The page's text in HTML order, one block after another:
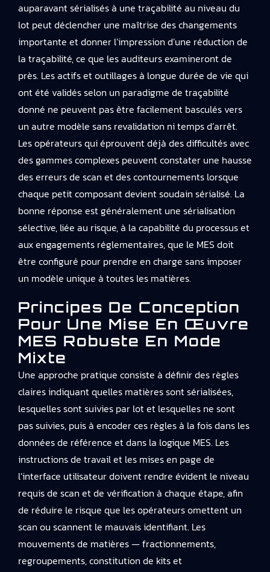
auparavant sérialisés à une traçabilité au niveau du
lot peut déclencher une maîtrise des changements
importante et donner l’impression d’une réduction de
la traçabilité, ce que les auditeurs examineront de
près. Les actifs et outillages à longue durée de vie qui
ont été validés selon un paradigme de traçabilité
donné ne peuvent pas être facilement basculés vers
un autre modèle sans revalidation ni temps d’arrêt.
Les opérateurs qui éprouvent déjà des difficultés avec
des gammes complexes peuvent constater une hausse
des erreurs de scan et des contournements lorsque
chaque petit composant devient soudain sérialisé. La
bonne réponse est généralement une sérialisation
sélective, liée au risque, à la capabilité du processus et
aux engagements réglementaires, que le MES doit
être configuré pour prendre en charge sans imposer
un modèle unique à toutes les matières.
Principes De Conception
Pour Une Mise En Œuvre
MES Robuste En Mode
Mixte
Une approche pratique consiste à définir des règles
claires indiquant quelles matières sont sérialisées,
lesquelles sont suivies par lot et lesquelles ne sont
pas suivies, puis à encoder ces règles à la fois dans les
données de référence et dans la logique MES. Les
instructions de travail et les mises en page de
l’interface utilisateur doivent rendre évident le niveau
requis de scan et de vérification à chaque étape, afin
de réduire le risque que les opérateurs omettent un
scan ou scannent le mauvais identifiant. Les
mouvements de matières — fractionnements,
regroupements, constitution de kits et